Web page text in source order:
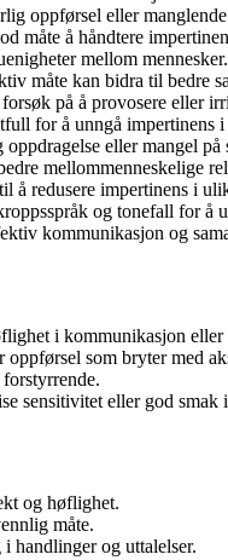
oppførsel eller
måte å håndtere
mellom mennesker.
måte kan bidra til bedre
på å provosere eller
for å unngå impertinens i
eller mangel på
mellommenneskelige
å redusere impertinens i
og tonefall for å
kommunikasjon og
i kommunikasjon eller
som bryter med
sensitivitet eller god smak
og høflighet.
måte.
handlinger og uttalelser.